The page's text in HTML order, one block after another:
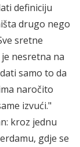
definiciju
drugo nego
sretne
nesretna na
samo to da
naročito
izvući."
kroz jednu
gdje se